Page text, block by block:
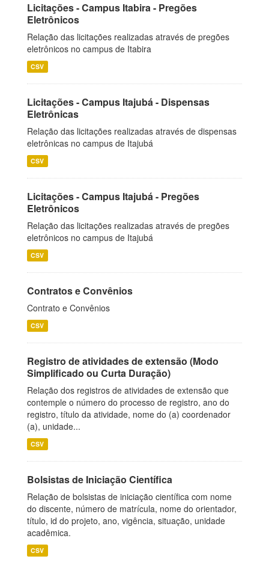
Licitações - Campus Itabira - Pregões
Eletrônicos
Relação das licitações realizadas através de pregões
eletrônicos no campus de Itabira
CSV
Licitações - Campus Itajubá - Dispensas
Eletrônicas
Relação das licitações realizadas através de dispensas
eletrônicas no campus de Itajubá
CSV
Licitações - Campus Itajubá - Pregões
Eletrônicos
Relação das licitações realizadas através de pregões
eletrônicos no campus de Itajubá
CSV
Contratos e Convênios
Contrato e Convênios
CSV
Registro de atividades de extensão (Modo
Simplificado ou Curta Duração)
Relação dos registros de atividades de extensão que
contemple o número do processo de registro, ano do
registro, título da atividade, nome do (a) coordenador
(a), unidade...
CSV
Bolsistas de Iniciação Científica
Relação de bolsistas de iniciação científica com nome
do discente, número de matrícula, nome do orientador,
título, id do projeto, ano, vigência, situação, unidade
acadêmica.
CSV